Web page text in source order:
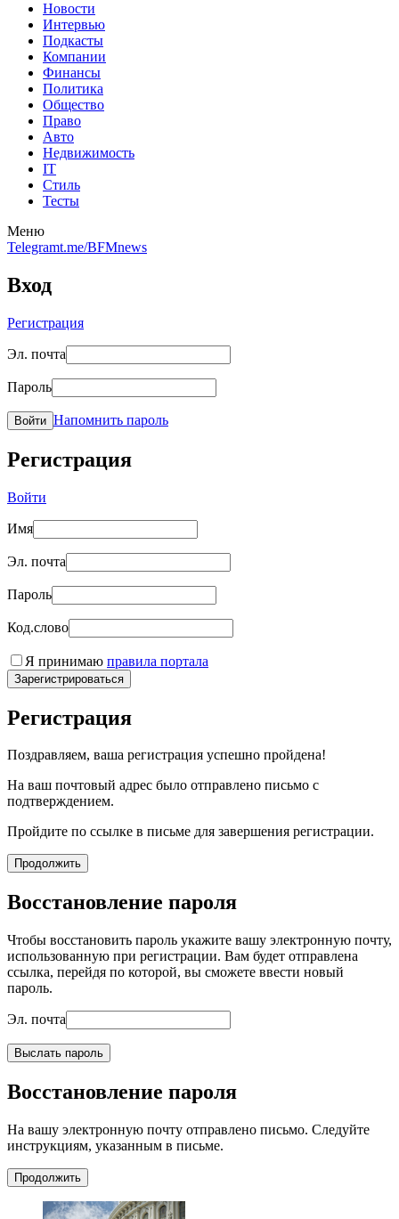
Новости
Интервью
Подкасты
Компании
Финансы
Политика
Общество
Право
Авто
Недвижимость
IT
Стиль
Тесты
Меню
Telegramt.me/BFMnews
Вход
Регистрация
Эл. почта
Пароль
Войти Напомнить пароль
Регистрация
Войти
Имя
Эл. почта
Пароль
Код.слово
Я принимаю правила портала
Зарегистрироваться
Регистрация
Поздравляем, ваша регистрация успешно пройдена!
На ваш почтовый адрес было отправлено письмо с
подтверждением.
Пройдите по ссылке в письме для завершения регистрации.
Продолжить
Восстановление пароля
Чтобы восстановить пароль укажите вашу электронную почту,
использованную при регистрации. Вам будет отправлена
ссылка, перейдя по которой, вы сможете ввести новый
пароль.
Эл. почта
Выслать пароль
Восстановление пароля
На вашу электронную почту отправлено письмо. Следуйте
инструкциям, указанным в письме.
Продолжить